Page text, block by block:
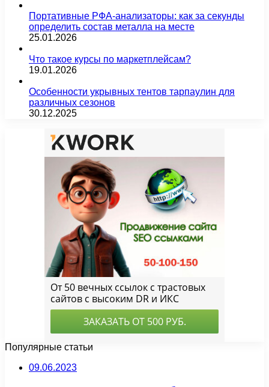
Портативные РФА-анализаторы: как за секунды
определить состав металла на месте
25.01.2026
Что такое курсы по маркетплейсам?
19.01.2026
Особенности укрывных тентов тарпаулин для
различных сезонов
30.12.2025
Популярные статьи
09.06.2023